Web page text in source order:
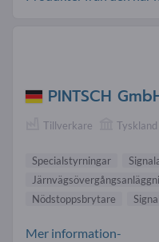
PINTSCH
Tillverkare Tyskland
Specialstyrningar
Nödstoppsbrytare
Mer information-